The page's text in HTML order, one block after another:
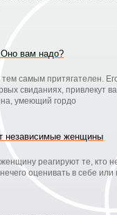
вам надо?
самым притягателен.
свиданиях, привлекут
умеющий гордо
независимые женщины
реагируют те, кто
оценивать в себе